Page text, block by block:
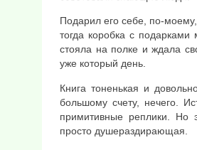
Подарил его себе, по-
тогда коробка с
стояла на полке и ждала
уже который день.
Книга тоненькая и
большому счету, нечего.
примитивные реплики.
просто душераздирающая.